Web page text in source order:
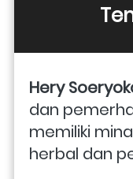
Hery
dan
memiliki
herbal dan